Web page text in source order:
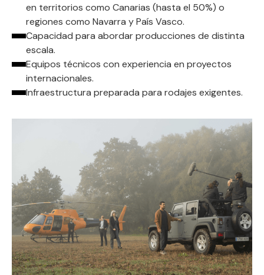
en territorios como Canarias (hasta el 50%) o
regiones como Navarra y País Vasco.
Capacidad para abordar producciones de distinta
escala.
Equipos técnicos con experiencia en proyectos
internacionales.
Infraestructura preparada para rodajes exigentes.